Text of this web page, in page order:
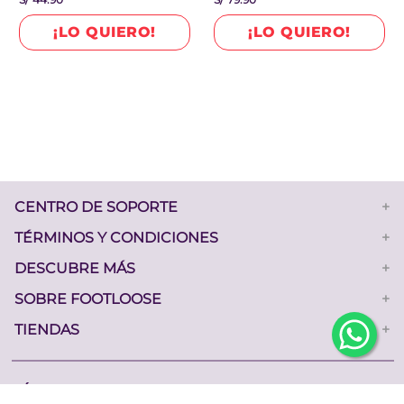
1 ESTRELLA 0%
Sin comentarios.
Escribir un comentario
¡LO QUIERO! ¡LO QUIERO!
CENTRO DE SOPORTE
+
TÉRMINOS Y CONDICIONES
+
DESCUBRE MÁS
+
SOBRE FOOTLOOSE
+
TIENDAS
+